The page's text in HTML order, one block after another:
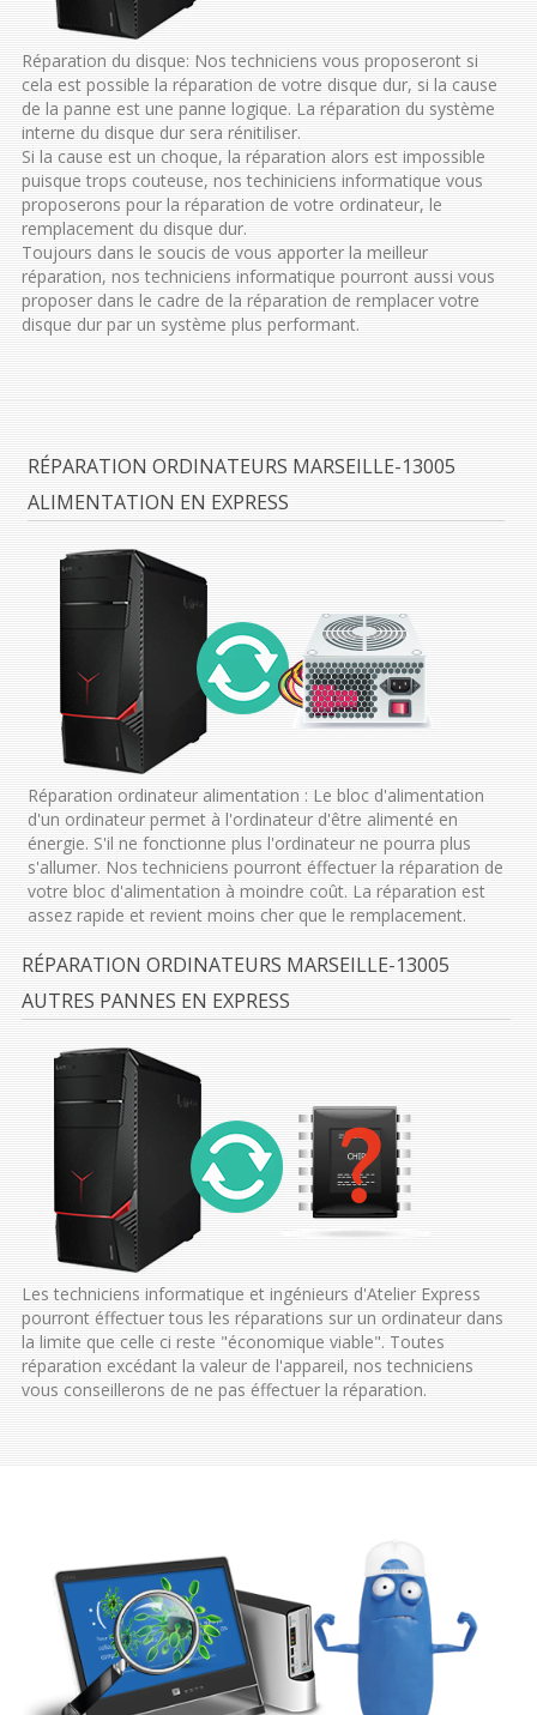
Réparation du disque: Nos techniciens vous proposeront si
cela est possible la réparation de votre disque dur, si la cause
de la panne est une panne logique. La réparation du système
interne du disque dur sera rénitiliser.
Si la cause est un choque, la réparation alors est impossible
puisque trops couteuse, nos techiniciens informatique vous
proposerons pour la réparation de votre ordinateur, le
remplacement du disque dur.
Toujours dans le soucis de vous apporter la meilleur
réparation, nos techniciens informatique pourront aussi vous
proposer dans le cadre de la réparation de remplacer votre
disque dur par un système plus performant.
RÉPARATION ORDINATEURS MARSEILLE-13005
ALIMENTATION EN EXPRESS
Réparation ordinateur alimentation : Le bloc d'alimentation
d'un ordinateur permet à l'ordinateur d'être alimenté en
énergie. S'il ne fonctionne plus l'ordinateur ne pourra plus
s'allumer. Nos techniciens pourront éffectuer la réparation de
votre bloc d'alimentation à moindre coût. La réparation est
assez rapide et revient moins cher que le remplacement.
RÉPARATION ORDINATEURS MARSEILLE-13005
AUTRES PANNES EN EXPRESS
Les techniciens informatique et ingénieurs d'Atelier Express
pourront éffectuer tous les réparations sur un ordinateur dans
la limite que celle ci reste "économique viable". Toutes
réparation excédant la valeur de l'appareil, nos techniciens
vous conseillerons de ne pas éffectuer la réparation.